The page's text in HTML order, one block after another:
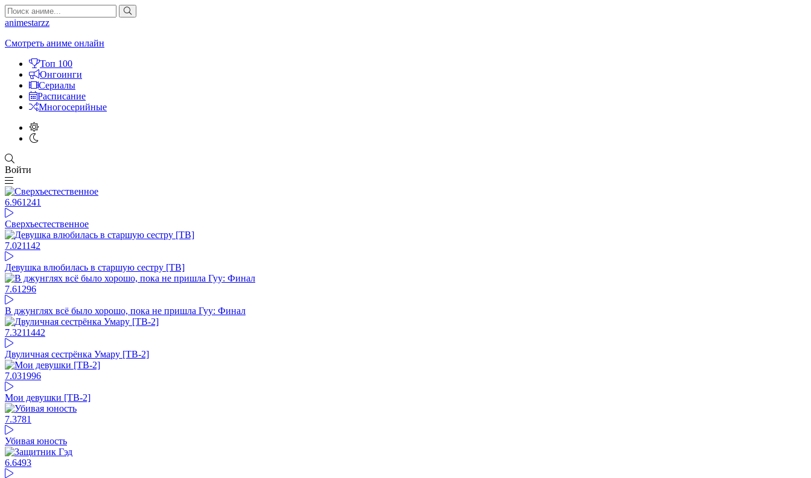
animestarzz
Смотреть аниме онлайн
Топ 100
Онгоинги
Сериалы
Расписание
Многосерийные
Войти
6.961241
Сверхъестественное
7.021142
Девушка влюбилась в старшую сестру [ТВ]
7.61 296
В джунглях всё было хорошо, пока не пришла Гуу: Финал
7.3211442
Двуличная сестрёнка Умару [ТВ-2]
7.031996
Мои девушки [ТВ-2]
7.3781
Убивая юность
6.6493